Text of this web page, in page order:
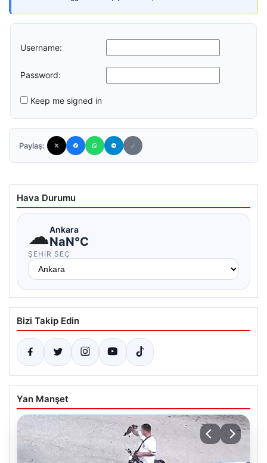
Username:
Password:
Keep me signed in
Paylaş:
Hava Durumu
☁Ankara
NaN°C
ŞEHIR SEÇ
Bizi Takip Edin
Yan Manşet